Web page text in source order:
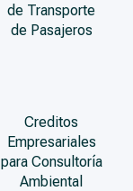
de Transporte
de Pasajeros
Creditos
Empresariales
para Consultoría
Ambiental